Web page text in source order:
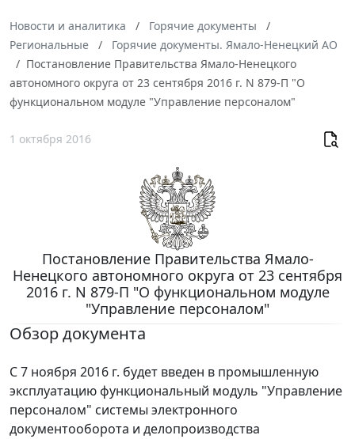
Новости и аналитика
Горячие документы
Региональные
Горячие документы. Ямало-Ненецкий АО
Постановление Правительства Ямало-Ненецкого
автономного округа от 23 сентября 2016 г. N 879-П "О
функциональном модуле "Управление персоналом"
1 октября 2016
Постановление Правительства Ямало-
Ненецкого автономного округа от 23 сентября
2016 г. N 879-П "О функциональном модуле
"Управление персоналом"
Обзор документа
С 7 ноября 2016 г. будет введен в промышленную
эксплуатацию функциональный модуль "Управление
персоналом" системы электронного
документооборота и делопроизводства